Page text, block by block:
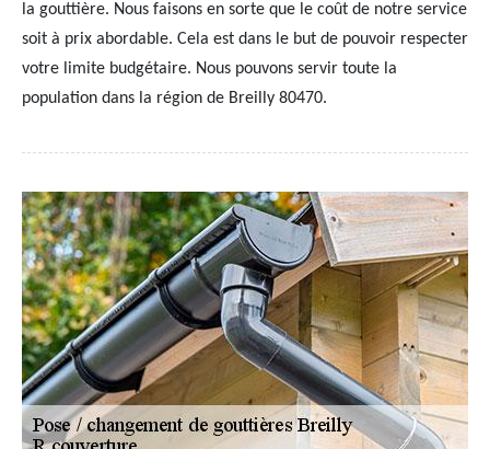
la gouttière. Nous faisons en sorte que le coût de notre service
soit à prix abordable. Cela est dans le but de pouvoir respecter
votre limite budgétaire. Nous pouvons servir toute la
population dans la région de Breilly 80470.